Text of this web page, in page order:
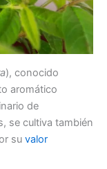
), conocido
aromático
de
se cultiva también
su valor